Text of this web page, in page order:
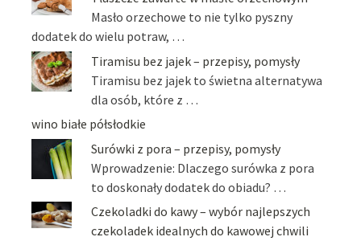
Masło orzechowe to nie tylko pyszny
dodatek do wielu potraw, …
Tiramisu bez jajek – przepisy, pomysły
Tiramisu bez jajek to świetna alternatywa
dla osób, które z …
wino białe półsłodkie
Surówki z pora – przepisy, pomysły
Wprowadzenie: Dlaczego surówka z pora
to doskonały dodatek do obiadu? …
Czekoladki do kawy – wybór najlepszych
czekoladek idealnych do kawowej chwili